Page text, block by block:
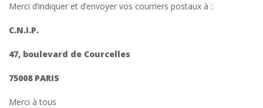
Merci d’indiquer et d’envoyer vos courriers postaux à :
C.N.I.P.
47, boulevard de Courcelles
75008 PARIS
Merci à tous